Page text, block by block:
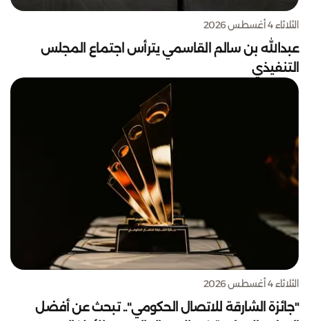
الثلاثاء 4 أغسطس 2026
عبدالله بن سالم القاسمي يترأس اجتماع المجلس
التنفيذي
الثلاثاء 4 أغسطس 2026
"جائزة الشارقة للاتصال الحكومي".. تبحث عن أفضل